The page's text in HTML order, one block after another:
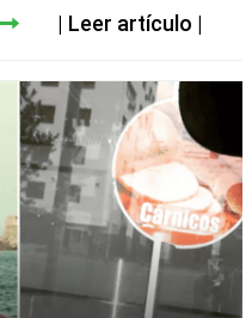
Leer artículo